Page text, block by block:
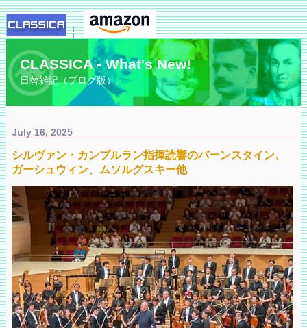
CLASSICA - What's New!
日替雑記（ブログ版）。
July 16, 2025
シルヴァン・カンブルラン指揮読響のバーンスタイン、
ガーシュウィン、ムソルグスキー他